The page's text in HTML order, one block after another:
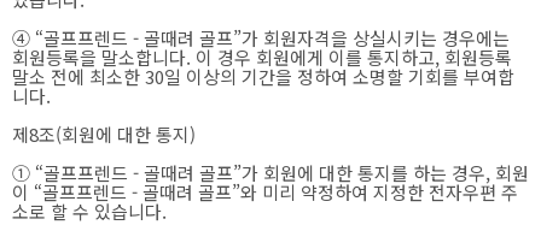
④ “골프프렌드 - 골때려 골프”가 회원자격을 상실시키는 경우에는
회원등록을 말소합니다. 이 경우 회원에게 이를 통지하고, 회원등록
말소 전에 최소한 30일 이상의 기간을 정하여 소명할 기회를 부여합
니다.
제8조(회원에 대한 통지)
① “골프프렌드 - 골때려 골프”가 회원에 대한 통지를 하는 경우, 회원
이 “골프프렌드 - 골때려 골프”와 미리 약정하여 지정한 전자우편 주
소로 할 수 있습니다.